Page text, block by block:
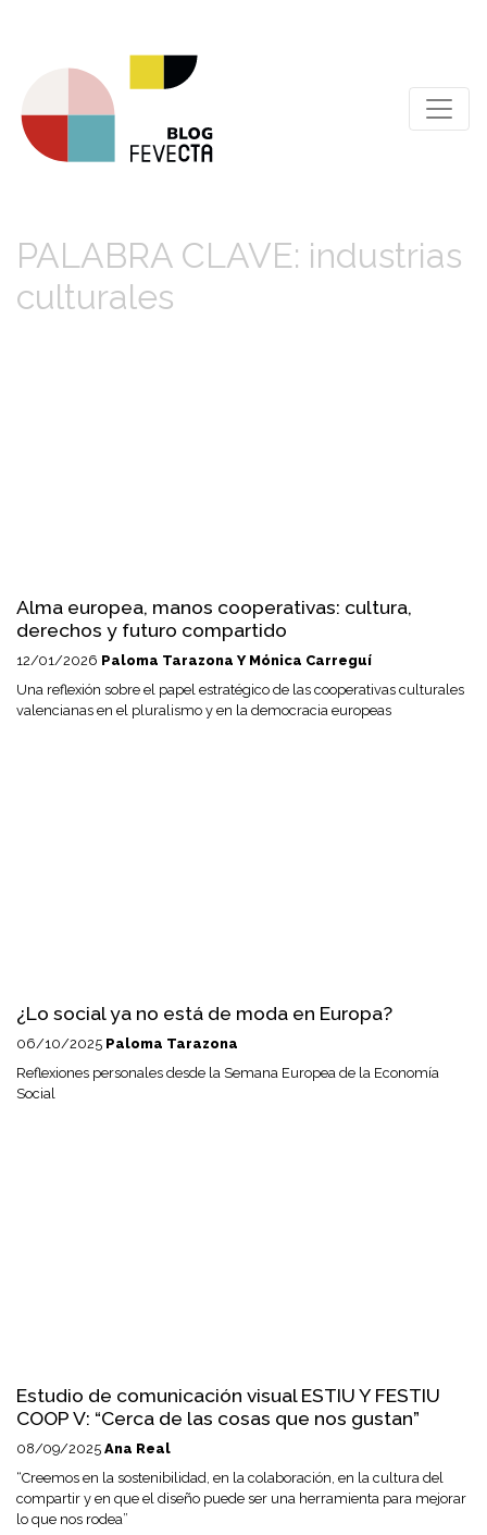
PALABRA CLAVE: industrias
culturales
Alma europea, manos cooperativas: cultura,
derechos y futuro compartido
12/01/2026 Paloma Tarazona Y Mónica Carreguí
Una reflexión sobre el papel estratégico de las cooperativas culturales
valencianas en el pluralismo y en la democracia europeas
¿Lo social ya no está de moda en Europa?
06/10/2025 Paloma Tarazona
Reflexiones personales desde la Semana Europea de la Economía
Social
Estudio de comunicación visual ESTIU Y FESTIU
COOP V: “Cerca de las cosas que nos gustan”
08/09/2025 Ana Real
“Creemos en la sostenibilidad, en la colaboración, en la cultura del
compartir y en que el diseño puede ser una herramienta para mejorar
lo que nos rodea”